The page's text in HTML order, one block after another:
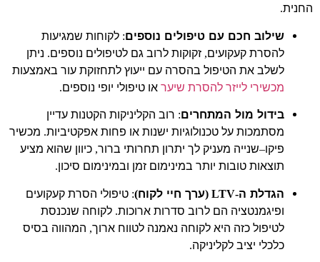
החנית.
שילוב חכם עם טיפולים נוספים: לקוחות שמגיעות
להסרת קעקועים, זקוקות לרוב גם לטיפולים נוספים. ניתן
לשלב את הטיפול בהסרה עם ייעוץ לתחזוקת עור באמצעות
מכשירי לייזר להסרת שיער או טיפולי יופי נוספים.
בידול מול המתחרים: רוב הקליניקות הקטנות עדיין
מסתמכות על טכנולוגיות ישנות או פחות אפקטיביות. מכשיר
פיקו–שנייה מעניק לך יתרון תחרותי ברור, כיוון שהוא מציע
תוצאות טובות יותר במינימום זמן ובמינימום סיכון.
הגדלת ה-LTV ( ערך חיי לקוח)
: טיפולי הסרת קעקועים
ופיגמנטציה הם לרוב סדרות ארוכות. לקוחה שנכנסת
לטיפול כזה היא לקוחה נאמנה לטווח ארוך, המהווה בסיס
כלכלי יציב לקליניקה.